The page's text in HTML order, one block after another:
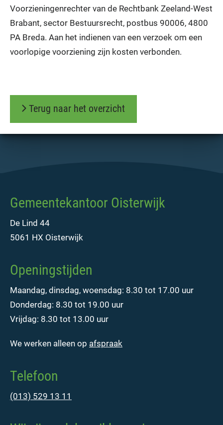
Voorzieningenrechter van de Rechtbank Zeeland-West
Brabant, sector Bestuursrecht, postbus 90006, 4800
PA Breda. Aan het indienen van een verzoek om een
voorlopige voorziening zijn kosten verbonden.
Terug naar het overzicht
Gemeentekantoor Oisterwijk
De Lind 44
5061 HX Oisterwijk
Openingstijden
Maandag, dinsdag, woensdag: 8.30 tot 17.00 uur
Donderdag: 8.30 tot 19.00 uur
Vrijdag: 8.30 tot 13.00 uur
We werken alleen op afspraak
Telefoon
(013) 529 13 11